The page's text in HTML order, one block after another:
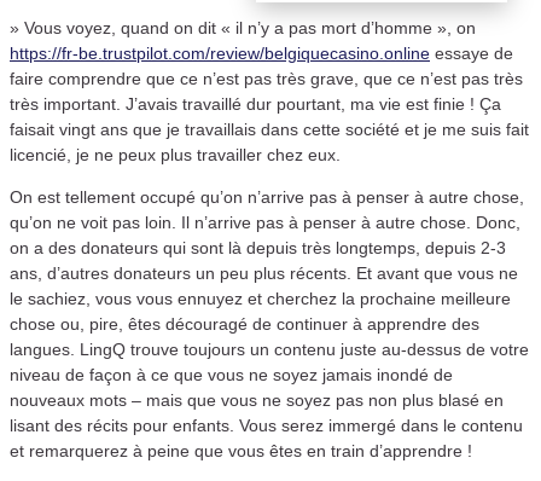
» Vous voyez, quand on dit « il n’y a pas mort d’homme », on
https://fr-be.trustpilot.com/review/belgiquecasino.online essaye de
faire comprendre que ce n’est pas très grave, que ce n’est pas très
très important. J’avais travaillé dur pourtant, ma vie est finie ! Ça
faisait vingt ans que je travaillais dans cette société et je me suis fait
licencié, je ne peux plus travailler chez eux.
On est tellement occupé qu’on n’arrive pas à penser à autre chose,
qu’on ne voit pas loin. Il n’arrive pas à penser à autre chose. Donc,
on a des donateurs qui sont là depuis très longtemps, depuis 2-3
ans, d’autres donateurs un peu plus récents. Et avant que vous ne
le sachiez, vous vous ennuyez et cherchez la prochaine meilleure
chose ou, pire, êtes découragé de continuer à apprendre des
langues. LingQ trouve toujours un contenu juste au-dessus de votre
niveau de façon à ce que vous ne soyez jamais inondé de
nouveaux mots – mais que vous ne soyez pas non plus blasé en
lisant des récits pour enfants. Vous serez immergé dans le contenu
et remarquerez à peine que vous êtes en train d’apprendre !